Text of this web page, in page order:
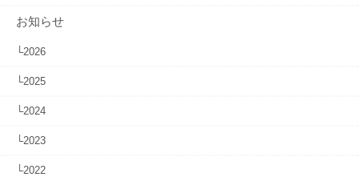
お知らせ
└2026
└2025
└2024
└2023
└2022